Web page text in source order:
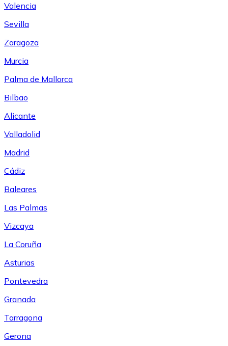
Valencia
Sevilla
Zaragoza
Murcia
Palma de Mallorca
Bilbao
Alicante
Valladolid
Madrid
Cádiz
Baleares
Las Palmas
Vizcaya
La Coruña
Asturias
Pontevedra
Granada
Tarragona
Gerona